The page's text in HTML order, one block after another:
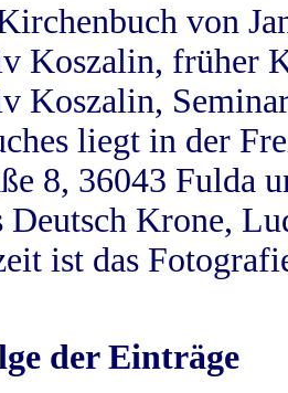
von
Koszalin, früher
Koszalin,
liegt in der
8, 36043 Fulda
Deutsch Krone,
ist das
der Einträge